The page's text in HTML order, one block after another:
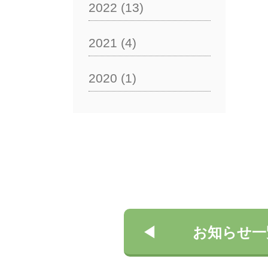
2022 (13)
2021 (4)
2020 (1)
お知らせ